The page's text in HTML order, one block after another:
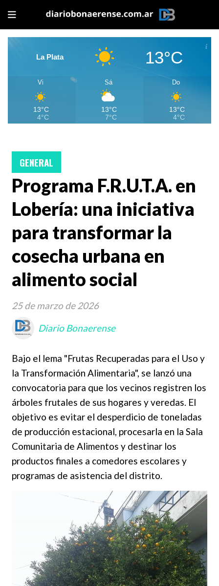
La Plata 13°C
Vi
13°C
4°C
Sá
13°C
7°C
Do
13°C
4°C
Programa F.R.U.T.A. en
Lobería: una iniciativa
para transformar la
cosecha urbana en
alimento social
Bajo el lema "Frutas Recuperadas para el Uso y
la Transformación Alimentaria", se lanzó una
convocatoria para que los vecinos registren los
árboles frutales de sus hogares y veredas. El
objetivo es evitar el desperdicio de toneladas
de producción estacional, procesarla en la Sala
Comunitaria de Alimentos y destinar los
productos finales a comedores escolares y
programas de asistencia del distrito.
GENERAL
25 de marzo de 2026
Diario Bonaerense